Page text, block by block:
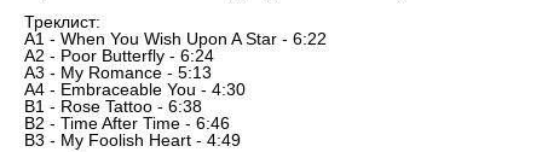
Треклист:
A1 - When You Wish Upon A Star - 6:22
A2 - Poor Butterfly - 6:24
A3 - My Romance - 5:13
A4 - Embraceable You - 4:30
B1 - Rose Tattoo - 6:38
B2 - Time After Time - 6:46
B3 - My Foolish Heart - 4:49